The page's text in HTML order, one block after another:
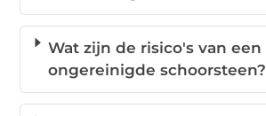
Wat zijn de risico's van een
ongereinigde schoorsteen?